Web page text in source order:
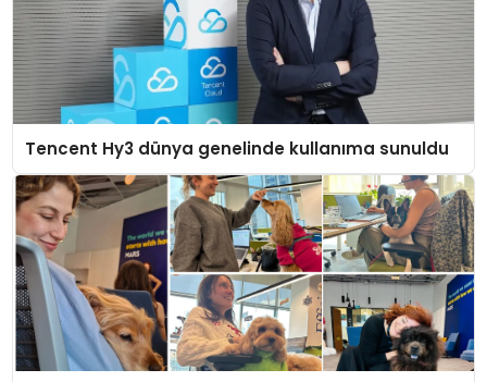
Tencent Hy3 dünya genelinde kullanıma sunuldu